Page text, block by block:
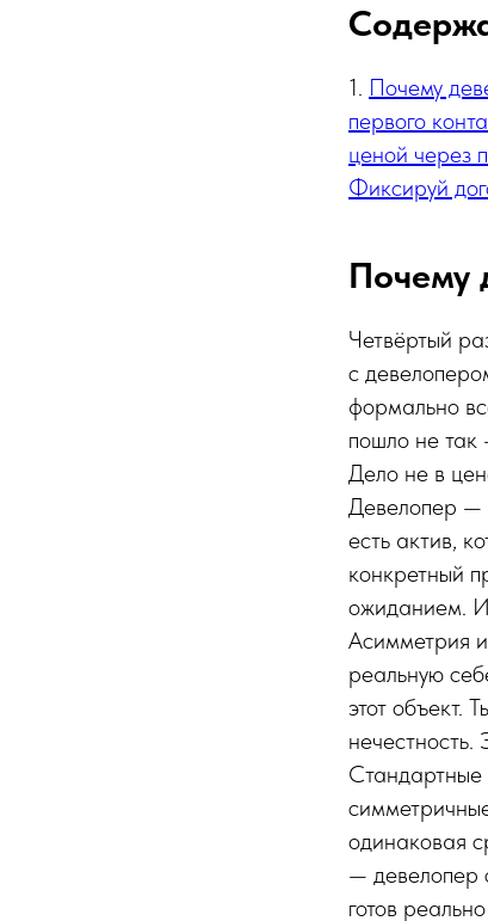
1. Почему
первого
ценой через
Фиксируй
Почему
Четвёртый
с
формально
пошло не так
Дело не в
Девелопер —
есть актив,
конкретный
ожиданием. И
Асимметрия
реальную
этот объект.
нечестность.
Стандартные
одинаковая
— девелопер
готов